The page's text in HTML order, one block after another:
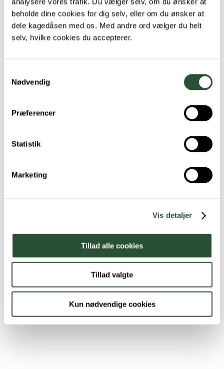
beholde dine cookies for dig selv, eller om du ønsker at
dele kagedåsen med os. Med andre ord vælger du helt
selv, hvilke cookies du accepterer.
Nødvendig
Præferencer
Statistik
Marketing
Vis detaljer
Tillad alle cookies
Tillad valgte
Kun nødvendige cookies
og efterfølgende godkende betalingen med
MitID.
dyrlægekonto?
i 12, 24 og 36 afdrag/måneder. Det koster
29 kroner pr. måned de første 24 måneder
herefter bliver der pålagt renter. Du har
altid mulighed for at indfri lånet hurtigere,
Dyrlægekonto hos Resurs